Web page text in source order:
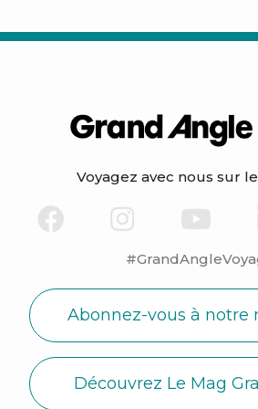
Voyagez avec nous sur
Abonnez-vous à notre
Découvrez Le Mag